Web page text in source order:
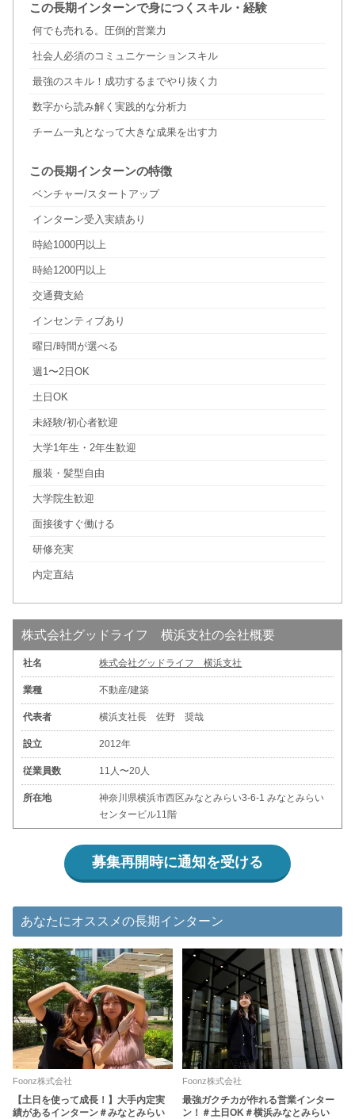
この長期インターンで身につくスキル・経験
何でも売れる。圧倒的営業力
社会人必須のコミュニケーションスキル
最強のスキル！成功するまでやり抜く力
数字から読み解く実践的な分析力
チーム一丸となって大きな成果を出す力
この長期インターンの特徴
ベンチャー/スタートアップ
インターン受入実績あり
時給1000円以上
時給1200円以上
交通費支給
インセンティブあり
曜日/時間が選べる
週1〜2日OK
土日OK
未経験/初心者歓迎
大学1年生・2年生歓迎
服装・髪型自由
大学院生歓迎
面接後すぐ働ける
研修充実
内定直結
株式会社グッドライフ 横浜支社の会社概要
社名 株式会社グッドライフ 横浜支社
業種 不動産/建築
代表者 横浜支社長 佐野 奨哉
設立 2012年
従業員数 11人〜20人
所在地
神奈川県横浜市西区みなとみらい3-6-1 みなとみらい
センタービル11階
募集再開時に通知を受ける
あなたにオススメの長期インターン
Foonz株式会社
【土日を使って成長！】大手内定実
績があるインターン＃みなとみらい
Foonz株式会社
最強ガクチカが作れる営業インター
ン！＃土日OK＃横浜みなとみらい